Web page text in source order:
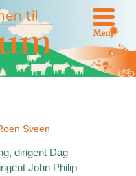
Meny
Sveen
dirigent Dag
John Philip